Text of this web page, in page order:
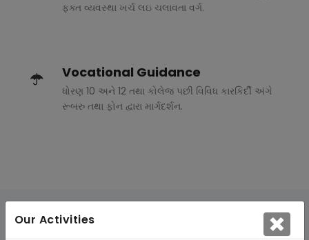
Our Activities
ફક્ત વ્યવસ્થા ખર્ચ લઇ ચલાવતા વર્ગ.
Vocational Guidance
ધોરણ 10 અને 12 તથા કોલેજ પછી વિવિધ કારકિર્દી અંગે
રૂબરુ તથા ફોન દ્વારા માર્ગદર્શન.